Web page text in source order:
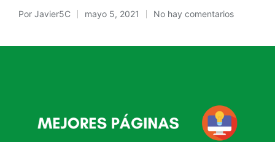
Por Javier5C mayo 5, 2021 No hay comentarios